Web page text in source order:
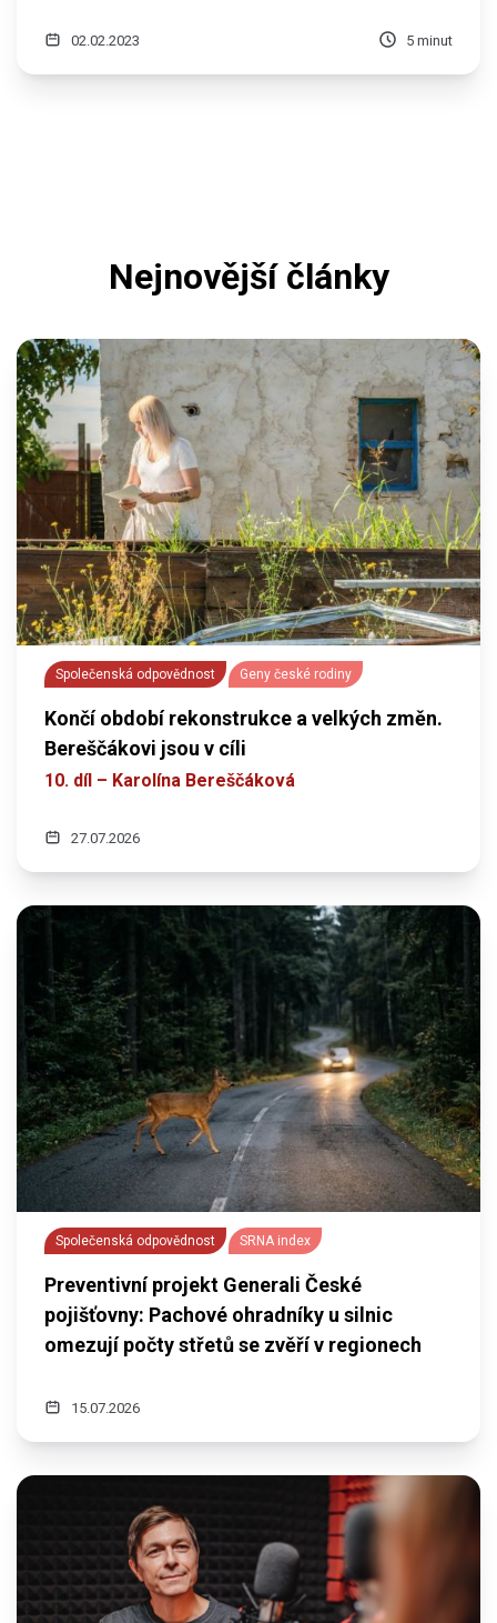
02.02.2023 5 minut
Nejnovější články
Společenská odpovědnost Geny české rodiny
Končí období rekonstrukce a velkých změn.
Bereščákovi jsou v cíli
10. díl – Karolína Bereščáková
27.07.2026
Společenská odpovědnost SRNA index
Preventivní projekt Generali České
pojišťovny: Pachové ohradníky u silnic
omezují počty střetů se zvěří v regionech
15.07.2026